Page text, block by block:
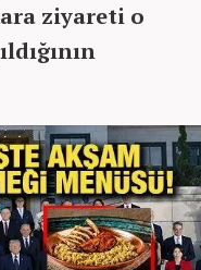
ziyareti o